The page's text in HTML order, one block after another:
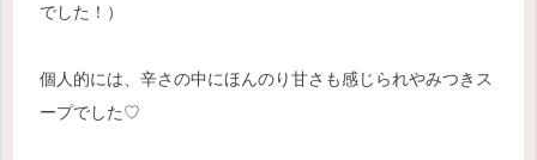
でした！）
個人的には、辛さの中にほんのり甘さも感じられやみつきス
ープでした♡